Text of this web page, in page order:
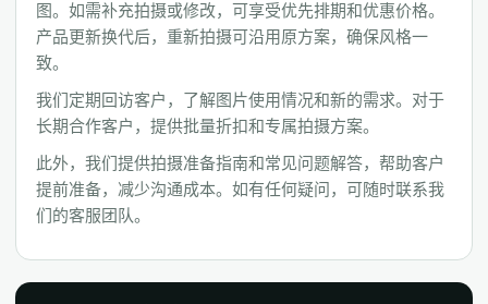
图。如需补充拍摄或修改，可享受优先排期和优惠价格。
产品更新换代后，重新拍摄可沿用原方案，确保风格一
致。
我们定期回访客户，了解图片使用情况和新的需求。对于
长期合作客户，提供批量折扣和专属拍摄方案。
此外，我们提供拍摄准备指南和常见问题解答，帮助客户
提前准备，减少沟通成本。如有任何疑问，可随时联系我
们的客服团队。